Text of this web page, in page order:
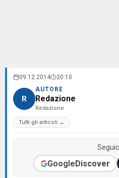
09.12.2014 20:10
R
AUTORE
Redazione
Redazione
Tutti gli articoli →
GoogleDiscover